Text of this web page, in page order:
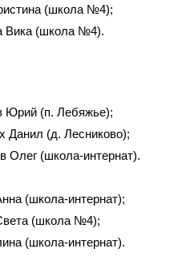
(школа №4);
Вика (школа №4).
Юрий (п. Лебяжье);
Данил (д. Лесниково);
Олег (школа-интернат).
(школа-интернат);
(школа №4);
(школа-интернат).